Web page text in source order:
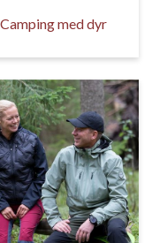
Camping med dyr